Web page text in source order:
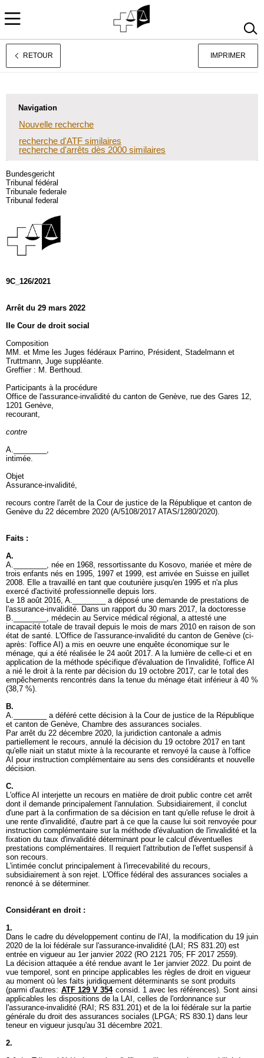
Deutsch
RETOUR IMPRIMER
Navigation
Nouvelle recherche
recherche d'ATF similaires
recherche d'arrêts dès 2000 similaires
Bundesgericht
Tribunal fédéral
Tribunale federale
Tribunal federal
9C_126/2021
Arrêt du 29 mars 2022
IIe Cour de droit social
Composition
MM. et Mme les Juges fédéraux Parrino, Président, Stadelmann et
Truttmann, Juge suppléante.
Greffier : M. Berthoud.
Participants à la procédure
Office de l'assurance-invalidité du canton de Genève, rue des Gares 12,
1201 Genève,
recourant,
contre
A.________,
intimée.
Objet
Assurance-invalidité,
recours contre l'arrêt de la Cour de justice de la République et canton de
Genève du 22 décembre 2020 (A/5108/2017 ATAS/1280/2020).
Faits :
A.
A.________, née en 1968, ressortissante du Kosovo, mariée et mère de
trois enfants nés en 1995, 1997 et 1999, est arrivée en Suisse en juillet
2008. Elle a travaillé en tant que couturière jusqu'en 1995 et n'a plus
exercé d'activité professionnelle depuis lors.
Le 18 août 2016, A.________ a déposé une demande de prestations de
l'assurance-invalidité. Dans un rapport du 30 mars 2017, la doctoresse
B.________, médecin au Service médical régional, a attesté une
incapacité totale de travail depuis le mois de mars 2010 en raison de son
état de santé. L'Office de l'assurance-invalidité du canton de Genève (ci-
après: l'office AI) a mis en oeuvre une enquête économique sur le
ménage, qui a été réalisée le 24 août 2017. A la lumière de celle-ci et en
application de la méthode spécifique d'évaluation de l'invalidité, l'office AI
a nié le droit à la rente par décision du 19 octobre 2017, car le total des
empêchements rencontrés dans la tenue du ménage était inférieur à 40 %
(38,7 %).
B.
A.________ a déféré cette décision à la Cour de justice de la République
et canton de Genève, Chambre des assurances sociales.
Par arrêt du 22 décembre 2020, la juridiction cantonale a admis
partiellement le recours, annulé la décision du 19 octobre 2017 en tant
qu'elle niait un statut mixte à la recourante et renvoyé la cause à l'office
AI pour instruction complémentaire au sens des considérants et nouvelle
décision.
C.
L'office AI interjette un recours en matière de droit public contre cet arrêt
dont il demande principalement l'annulation. Subsidiairement, il conclut
d'une part à la confirmation de sa décision en tant qu'elle refuse le droit à
une rente d'invalidité, d'autre part à ce que la cause lui soit renvoyée pour
instruction complémentaire sur la méthode d'évaluation de l'invalidité et la
fixation du taux d'invalidité déterminant pour le calcul d'éventuelles
prestations complémentaires. Il requiert l'attribution de l'effet suspensif à
son recours.
L'intimée conclut principalement à l'irrecevabilité du recours,
subsidiairement à son rejet. L'Office fédéral des assurances sociales a
renoncé à se déterminer.
Considérant en droit :
1.
Dans le cadre du développement continu de l'AI, la modification du 19 juin
2020 de la loi fédérale sur l'assurance-invalidité (LAI; RS 831.20) est
entrée en vigueur au 1er janvier 2022 (RO 2121 705; FF 2017 2559).
La décision attaquée a été rendue avant le 1er janvier 2022. Du point de
vue temporel, sont en principe applicables les règles de droit en vigueur
au moment où les faits juridiquement déterminants se sont produits
(parmi d'autres: ATF 129 V 354 consid. 1 avec les références). Sont ainsi
applicables les dispositions de la LAI, celles de l'ordonnance sur
l'assurance-invalidité (RAI; RS 831.201) et de la loi fédérale sur la partie
générale du droit des assurances sociales (LPGA; RS 830.1) dans leur
teneur en vigueur jusqu'au 31 décembre 2021.
2.